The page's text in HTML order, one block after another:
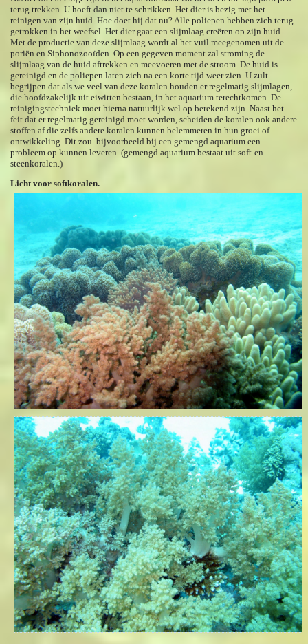
terug trekken. U hoeft dan niet te schrikken. Het dier is bezig met het
reinigen van zijn huid. Hoe doet hij dat nu? Alle poliepen hebben zich terug
getrokken in het weefsel. Het dier gaat een slijmlaag creëren op zijn huid.
Met de productie van deze slijmlaag wordt al het vuil meegenomen uit de
poriën en Siphonozooïden. Op een gegeven moment zal stroming de
slijmlaag van de huid aftrekken en meevoeren met de stroom. De huid is
gereinigd en de poliepen laten zich na een korte tijd weer zien. U zult
begrijpen dat als we veel van deze koralen houden er regelmatig slijmlagen,
die hoofdzakelijk uit eiwitten bestaan, in het aquarium terechtkomen. De
reinigingstechniek moet hierna natuurlijk wel op berekend zijn. Naast het
feit dat er regelmatig gereinigd moet worden, scheiden de koralen ook andere
stoffen af die zelfs andere koralen kunnen belemmeren in hun groei of
ontwikkeling. Dit zou bijvoorbeeld bij een gemengd aquarium een
probleem op kunnen leveren. (gemengd aquarium bestaat uit soft-en
steenkoralen.)
Licht voor softkoralen.